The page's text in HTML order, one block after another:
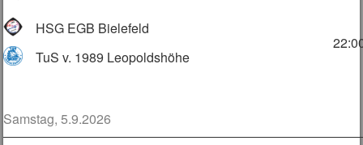
HSG EGB Bielefeld
TuS v. 1989 Leopoldshöhe
Samstag, 5.9.2026